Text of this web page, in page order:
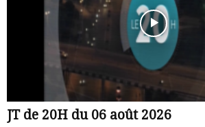
JT de 20H du 06 août 2026